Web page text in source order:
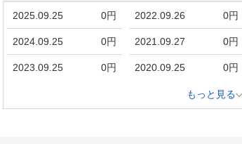
2025.09.25 0円
2024.09.25 0円
2023.09.25 0円
2022.09.26 0円
2021.09.27 0円
2020.09.25 0円
もっと見る